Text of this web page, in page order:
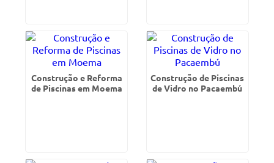
Construção e Reforma
de Piscinas em Moema
Construção de Piscinas
de Vidro no Pacaembú